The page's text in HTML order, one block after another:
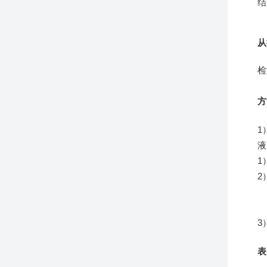
1
1
2
3